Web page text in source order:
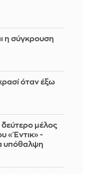
η σύγκρουση
όταν έξω
μέλος
«Έντικ» -
υπόθαλψη